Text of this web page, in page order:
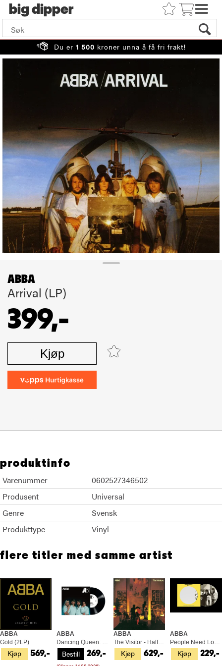
big
Du er 1 500 kroner unna å få fri frakt!
ABBA
Arrival (LP)
399,-
Kjøp
produktinfo
Varenummer
0602527346502
Produsent
Universal
Genre
Svensk
Produkttype
Vinyl
flere titler med samme artist
Kjøp
ABBA
Gold (2LP)
569,- Bestill
ABBA
Dancing Queen: 50th Anniversary (10")
269,- Kjøp
ABBA
The Visitor - Half Speed Master (2LP)
629,- Kjøp
ABBA
People Need Love/Merry-Go… - LTD (7")
229,-